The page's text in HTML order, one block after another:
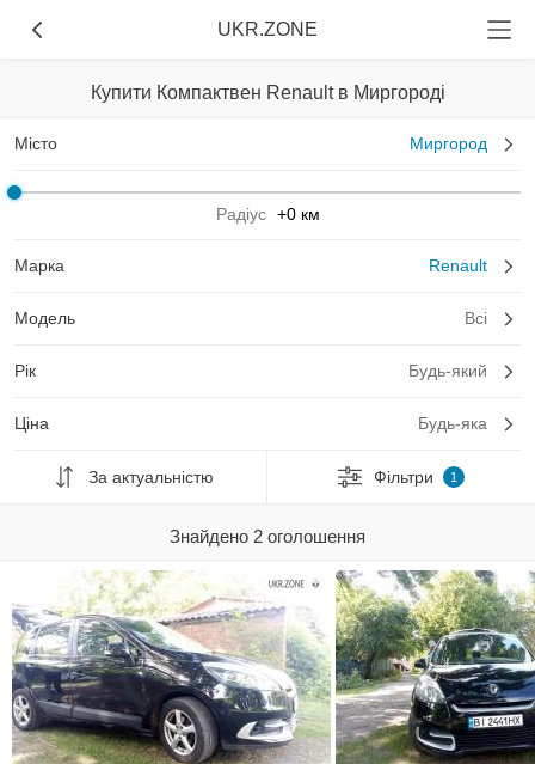
UKR.ZONE
Купити Компактвен Renault в Миргороді
Місто Миргород
Радіус +0 км
Марка Renault
Модель Всі
Рік Будь-який
Ціна Будь-яка
За актуальністю Фільтри 1
Знайдено 2 оголошення